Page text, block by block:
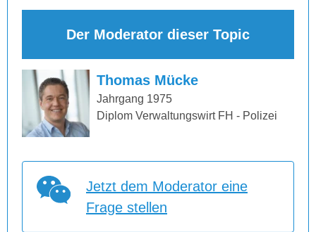
Der Moderator dieser Topic
Thomas Mücke
Jahrgang 1975
Diplom Verwaltungswirt FH - Polizei
Jetzt dem Moderator eine
Frage stellen